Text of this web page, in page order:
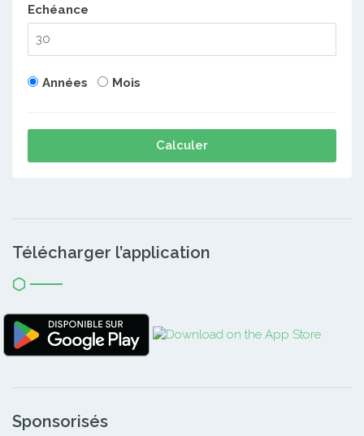
Echéance
Années Mois
Calculer
Télécharger l’application
Sponsorisés